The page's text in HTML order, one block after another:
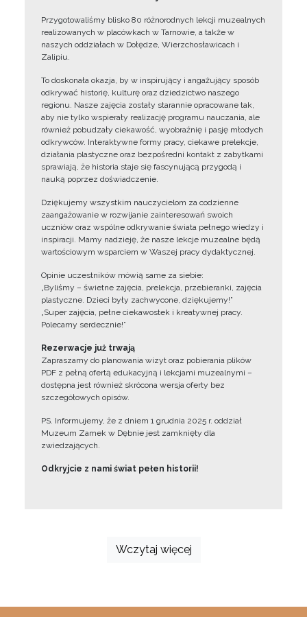
Przygotowaliśmy blisko 80 różnorodnych lekcji muzealnych
realizowanych w placówkach w Tarnowie, a także w
naszych oddziałach w Dołędze, Wierzchosławicach i
Zalipiu.
To doskonała okazja, by w inspirujący i angażujący sposób
odkrywać historię, kulturę oraz dziedzictwo naszego
regionu. Nasze zajęcia zostały starannie opracowane tak,
aby nie tylko wspierały realizację programu nauczania, ale
również pobudzały ciekawość, wyobraźnię i pasję młodych
odkrywców. Interaktywne formy pracy, ciekawe prelekcje,
działania plastyczne oraz bezpośredni kontakt z zabytkami
sprawiają, że historia staje się fascynującą przygodą i
nauką poprzez doświadczenie.
Dziękujemy wszystkim nauczycielom za codzienne
zaangażowanie w rozwijanie zainteresowań swoich
uczniów oraz wspólne odkrywanie świata pełnego wiedzy i
inspiracji. Mamy nadzieję, że nasze lekcje muzealne będą
wartościowym wsparciem w Waszej pracy dydaktycznej.
Opinie uczestników mówią same za siebie:
„Byliśmy – świetne zajęcia, prelekcja, przebieranki, zajęcia
plastyczne. Dzieci były zachwycone, dziękujemy!”
„Super zajęcia, pełne ciekawostek i kreatywnej pracy.
Polecamy serdecznie!”
Rezerwacje już trwają
Zapraszamy do planowania wizyt oraz pobierania plików
PDF z pełną ofertą edukacyjną i lekcjami muzealnymi –
dostępna jest również skrócona wersja oferty bez
szczegółowych opisów.
PS. Informujemy, że z dniem 1 grudnia 2025 r. oddział
Muzeum Zamek w Dębnie jest zamknięty dla
zwiedzających.
Odkryjcie z nami świat pełen historii!
Wczytaj więcej